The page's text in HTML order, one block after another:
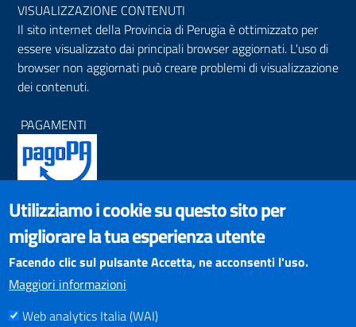
VISUALIZZAZIONE CONTENUTI
Il sito internet della Provincia di Perugia è ottimizzato per
essere visualizzato dai principali browser aggiornati. L'uso di
browser non aggiornati può creare problemi di visualizzazione
dei contenuti.
PAGAMENTI
SOCIAL NETWORKS
Pagina Facebook
Profilo Instagram
Canale YouTube
Utilizziamo i cookie su questo sito per
migliorare la tua esperienza utente
Facendo clic sul pulsante Accetta, ne acconsenti l'uso.
Maggiori informazioni
Web analytics Italia (WAI)